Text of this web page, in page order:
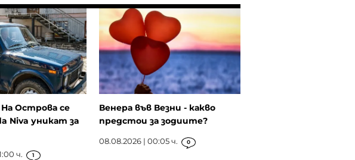
Острова се
Niva уникат за
ч. 1
Венера във Везни - какво
предстои за зодиите?
08.08.2026 | 00:05 ч. 0